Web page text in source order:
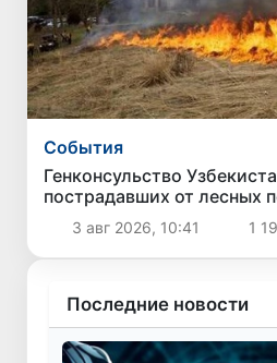
Cобытия
Генконсульство
пострадавших от лесных
американском штате
Узбекистана нет
3 авг 2026, 10:41 1
Последние новости